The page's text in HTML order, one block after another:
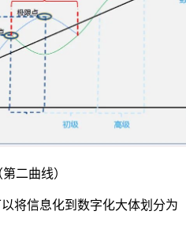
二曲线）
将信息化到数字化大体划分为